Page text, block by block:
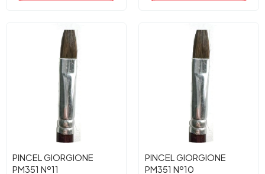
PINCEL GIORGIONE
PM351 Nº11
PINCEL GIORGIONE
PM351 Nº10